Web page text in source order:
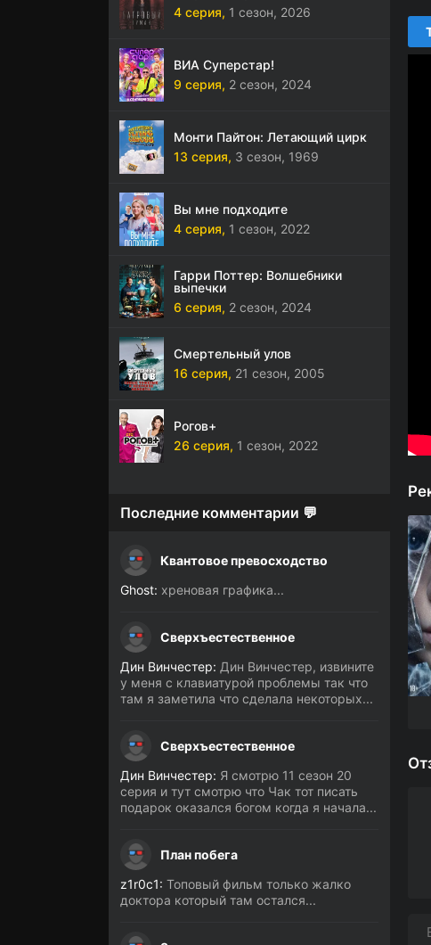
4 серия, 1 сезон, 2026
ВИА Суперстар!
9 серия, 2 сезон, 2024
Монти Пайтон: Летающий цирк
13 серия, 3 сезон, 1969
Вы мне подходите
4 серия, 1 сезон, 2022
Гарри Поттер: Волшебники
выпечки
6 серия, 2 сезон, 2024
Смертельный улов
16 серия, 21 сезон, 2005
Рогов+
26 серия, 1 сезон, 2022
Последние комментарии 💬
Квантовое превосходство
Ghost: хреновая графика...
Сверхъестественное
Дин Винчестер: Дин Винчестер, извините
у меня с клавиатурой проблемы так что
там я заметила что сделала некоторых...
Сверхъестественное
Дин Винчестер: Я смотрю 11 сезон 20
серия и тут смотрю что Чак тот писать
подарок оказался богом когда я начала...
План побега
z1r0c1: Топовый фильм только жалко
доктора который там остался...